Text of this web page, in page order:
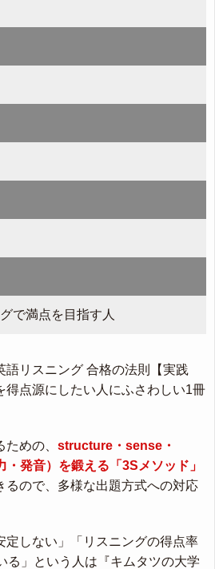
で満点を目指す人
語リスニング 合格の法則【実践
得点源にしたい人にふさわしい1冊
めの、 structure・sense・
発音）を鍛える「3Sメソッド」
るので、多様な出題方式への対応
定しない」「リスニングの得点率
る」という人は『キムタツの大学